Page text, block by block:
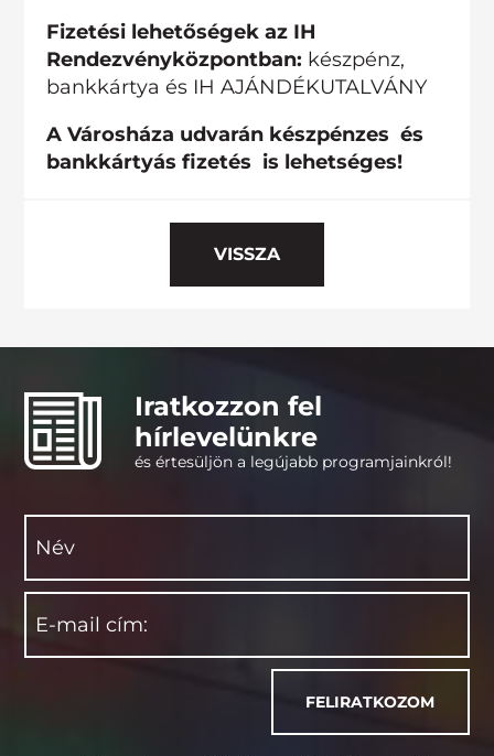
Fizetési lehetőségek az IH
Rendezvényközpontban: készpénz,
bankkártya és IH AJÁNDÉKUTALVÁNY
A Városháza udvarán készpénzes és
bankkártyás fizetés is lehetséges!
VISSZA
Iratkozzon fel
hírlevelünkre
és értesüljön a legújabb programjainkról!